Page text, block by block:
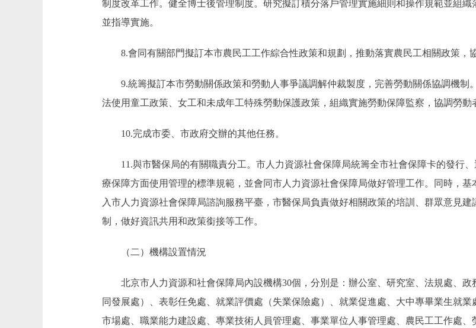
制度改革工作。健全博士後管理制度。研究擬訂積分落戶管理實施細則和操作規範並組
並指導實施。
8.會同有關部門擬訂本市農民工工作綜合性政策和規劃，推動落實農民工相關政策，
9.統籌擬訂本市勞動關係政策和勞動人事爭議調解仲裁製度，完善勞動關係協調機制
法使用童工政策、女工和未成年工特殊勞動保護政策，組織實施勞動保障監察，協調勞動
10.完成市委、市政府交辦的其他任務。
11.與市醫保局的有關職責分工。市人力資源社會保障局統籌全市社會保障卡的發行
療保障方面使用管理的標準規範，並會同市人力資源社會保障局做好管理工作。同時，
入市人力資源社會保障局諮詢服務平臺，市醫保局負責做好相關政策的培訓、群眾意見
制，做好資訊共用和政策銜接等工作。
（二）機構設置情況
北京市人力資源和社會保障局內設機構30個，分別是：辦公室、研究室、法規處、政
同發展處）、表彰任免處、就業評價處（失業保險處）、就業促進處、大中專畢業生就
市場處、職業能力建設處、專業技術人員管理處、事業單位人事管理處、農民工工作處